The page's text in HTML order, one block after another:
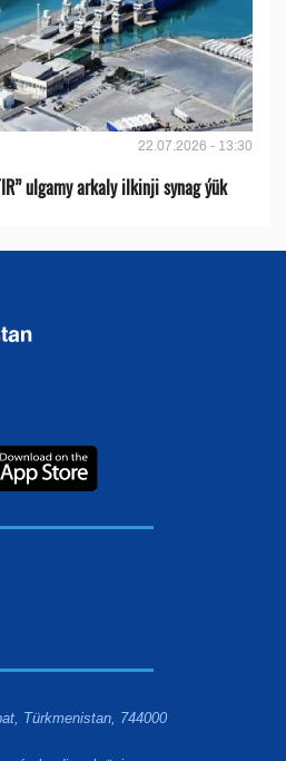
22.07.2026 - 13:30
ulgamy arkaly ilkinji synag ýük
Türkmenistan, 744000